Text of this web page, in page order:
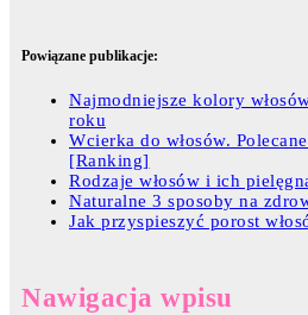
Powiązane publikacje:
Najmodniejsze kolory
roku
Wcierka do włosów.
[Ranking]
Rodzaje włosów i ich
Naturalne 3 sposoby na
Jak przyspieszyć porost
Nawigacja wpisu